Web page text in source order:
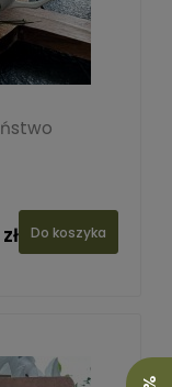
Do koszyka